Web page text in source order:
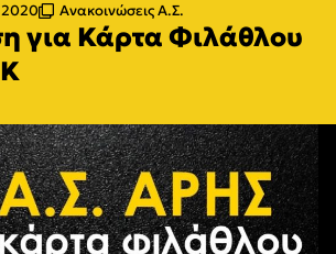
2020 Ανακοινώσεις Α.Σ.
για Κάρτα Φιλάθλου